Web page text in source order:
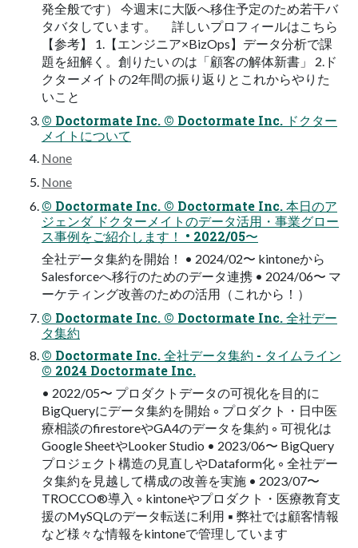
発全般です） 今週末に大阪へ移住予定のため若干バ
タバタしています。 詳しいプロフィールはこちら
【参考】 1.【エンジニア×BizOps】データ分析で課
題を紐解く。創りたい のは「顧客の解体新書」 2.ド
クターメイトの2年間の振り返りとこれからやりた
いこと
© Doctormate Inc. © Doctormate Inc. ドクター
メイトについて
None
None
© Doctormate Inc. © Doctormate Inc. 本日のア
ジェンダ ドクターメイトのデータ活用・事業グロー
ス事例をご紹介します！ • 2022/05〜
全社データ集約を開始！ • 2024/02〜 kintoneから
Salesforceへ移行のためのデータ連携 • 2024/06〜 マ
ーケティング改善のための活用（これから！）
© Doctormate Inc. © Doctormate Inc. 全社デー
タ集約
© Doctormate Inc. 全社データ集約 - タイムライン
© 2024 Doctormate Inc.
• 2022/05〜 プロダクトデータの可視化を目的に
BigQueryにデータ集約を開始 ◦ プロダクト・日中医
療相談のfirestoreやGA4のデータを集約 ◦ 可視化は
Google SheetやLooker Studio • 2023/06〜 BigQuery
プロジェクト構造の見直しやDataform化 ◦ 全社デー
タ集約を見越して構成の改善を実施 • 2023/07〜
TROCCO®導入 ◦ kintoneやプロダクト・医療教育支
援のMySQLのデータ転送に利用 ▪ 弊社では顧客情報
など様々な情報をkintoneで管理しています